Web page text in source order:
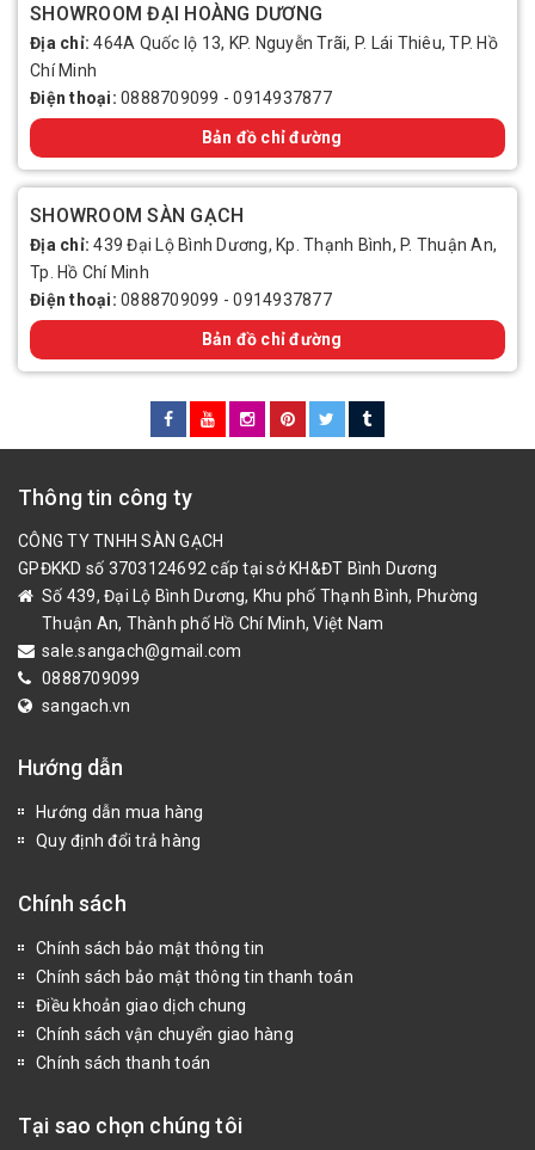
SHOWROOM ĐẠI HOÀNG DƯƠNG
Địa chỉ:464A Quốc lộ 13, KP. Nguyễn Trãi, P. Lái Thiêu, TP. Hồ
Chí Minh
Điện thoại: 0888709099 -0914937877
Bản đồ chỉ đường
SHOWROOM SÀN GẠCH
Địa chỉ:439 Đại Lộ Bình Dương, Kp. Thạnh Bình, P. Thuận An,
Tp. Hồ Chí Minh
Điện thoại: 0888709099 -0914937877
Bản đồ chỉ đường
Thông tin công ty
CÔNG TY TNHH SÀN GẠCH
GPĐKKD số 3703124692 cấp tại sở KH&ĐT Bình Dương
Số 439, Đại Lộ Bình Dương, Khu phố Thạnh Bình, Phường
Thuận An, Thành phố Hồ Chí Minh, Việt Nam
sale.sangach@gmail.com
0888709099
sangach.vn
Hướng dẫn
Hướng dẫn mua hàng
Quy định đổi trả hàng
Chính sách
Chính sách bảo mật thông tin
Chính sách bảo mật thông tin thanh toán
Điều khoản giao dịch chung
Chính sách vận chuyển giao hàng
Chính sách thanh toán
Tại sao chọn chúng tôi